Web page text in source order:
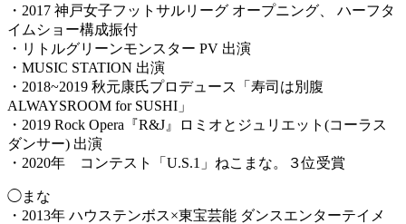
・2017 神戸女子フットサルリーグ オープニング、 ハーフタ
イムショー構成振付
・リトルグリーンモンスター PV 出演
・MUSIC STATION 出演
・2018~2019 秋元康氏プロデュース「寿司は別腹
ALWAYSROOM for SUSHI」
・2019 Rock Opera『R&J』ロミオとジュリエット(コーラス
ダンサー) 出演
・2020年 コンテスト「U.S.1」ねこまな。３位受賞
◯まな
・2013年 ハウステンボス×東宝芸能 ダンスエンターテイメ